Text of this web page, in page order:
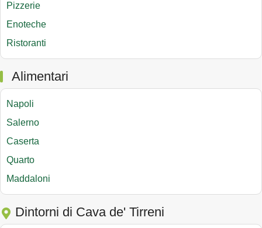
Pizzerie
Enoteche
Ristoranti
Alimentari
Napoli
Salerno
Caserta
Quarto
Maddaloni
Dintorni di Cava de' Tirreni